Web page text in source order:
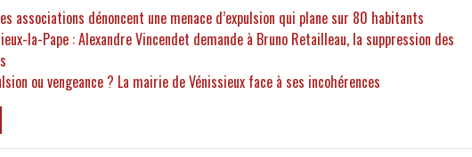
associations dénoncent une menace d’expulsion qui plane sur 80 habitants
la-Pape : Alexandre Vincendet demande à Bruno Retailleau, la suppression des
ou vengeance ? La mairie de Vénissieux face à ses incohérences